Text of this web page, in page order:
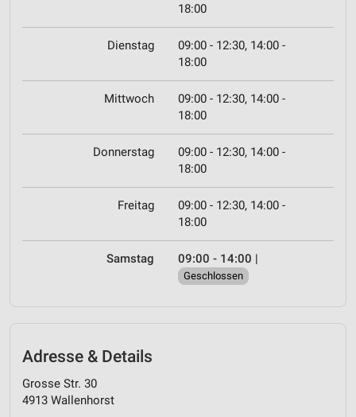
18:00
Dienstag
09:00 - 12:30, 14:00 -
18:00
Mittwoch
09:00 - 12:30, 14:00 -
18:00
Donnerstag
09:00 - 12:30, 14:00 -
18:00
Freitag
09:00 - 12:30, 14:00 -
18:00
Samstag 09:00 - 14:00 |
Geschlossen
Adresse & Details
Grosse Str. 30
4913 Wallenhorst